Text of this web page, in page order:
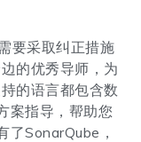
要采取纠正措施
的优秀导师，为
的语言都包含数
案指导，帮助您
了SonarQube，